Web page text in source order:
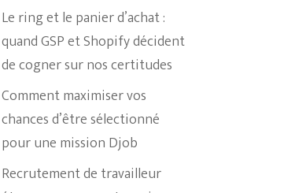
Le ring et le panier d’achat :
quand GSP et Shopify décident
de cogner sur nos certitudes
Comment maximiser vos
chances d’être sélectionné
pour une mission Djob
Recrutement de travailleur